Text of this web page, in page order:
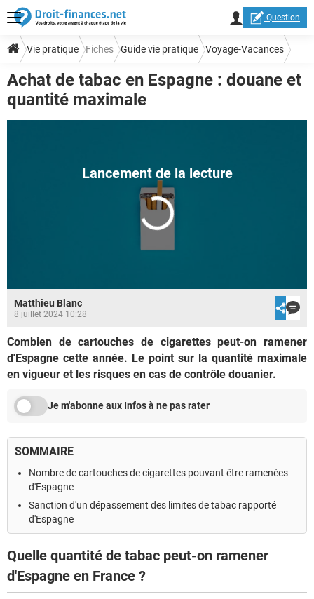
Question
Vie pratique Fiches Guide vie pratique Voyage-Vacances
Achat de tabac en Espagne : douane et
quantité maximale
Matthieu Blanc
8 juillet 2024 10:28
Combien de cartouches de cigarettes peut-on ramener
d'Espagne cette année. Le point sur la quantité maximale
en vigueur et les risques en cas de contrôle douanier.
Je m'abonne aux Infos à ne pas rater
SOMMAIRE
Nombre de cartouches de cigarettes pouvant être ramenées
d'Espagne
Sanction d'un dépassement des limites de tabac rapporté
d'Espagne
Quelle quantité de tabac peut-on ramener
d'Espagne en France ?